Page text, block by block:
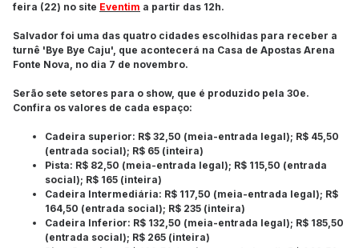
feira (22) no site Eventim a partir das 12h.
Salvador foi uma das quatro cidades escolhidas para receber a
turnê 'Bye Bye Caju', que acontecerá na Casa de Apostas Arena
Fonte Nova, no dia 7 de novembro.
Serão sete setores para o show, que é produzido pela 30e.
Confira os valores de cada espaço:
Cadeira superior: R$ 32,50 (meia-entrada legal); R$ 45,50
(entrada social); R$ 65 (inteira)
Pista: R$ 82,50 (meia-entrada legal); R$ 115,50 (entrada
social); R$ 165 (inteira)
Cadeira Intermediária: R$ 117,50 (meia-entrada legal); R$
164,50 (entrada social); R$ 235 (inteira)
Cadeira Inferior: R$ 132,50 (meia-entrada legal); R$ 185,50
(entrada social); R$ 265 (inteira)